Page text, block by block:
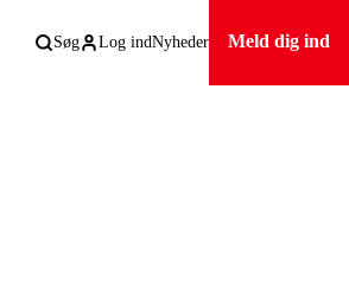
Søg Log indNyheder Meld dig ind